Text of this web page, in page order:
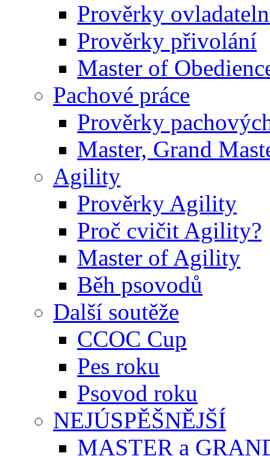
Prověrky
Prověrky přivolání
Master of
Pachové práce
Prověrky
Master, Grand
Agility
Prověrky Agility
Proč cvičit Agility?
Master of Agility
Běh psovodů
Další soutěže
CCOC Cup
Pes roku
Psovod roku
NEJÚSPĚŠNĚJŠÍ
MASTER a